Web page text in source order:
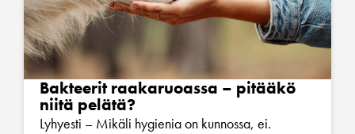
Bakteerit raakaruoassa – pitääkö
niitä pelätä?
Lyhyesti – Mikäli hygienia on kunnossa, ei.